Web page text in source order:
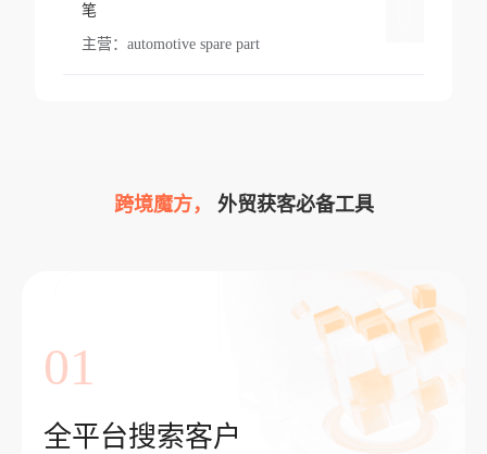
笔
主营： automotive spare part
跨境魔方， 外贸获客必备工具
01
全平台搜索客户